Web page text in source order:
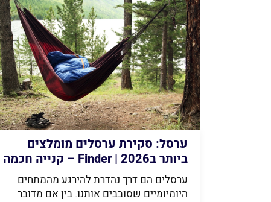
ערסל: סקירת ערסלים מומלצים
ביותר ב2026 | Finder – קנייה חכמה
יותר
ערסלים הם דרך נהדרת להירגע מהמתחים
היומיומיים שסובבים אותנו. בין אם מדובר